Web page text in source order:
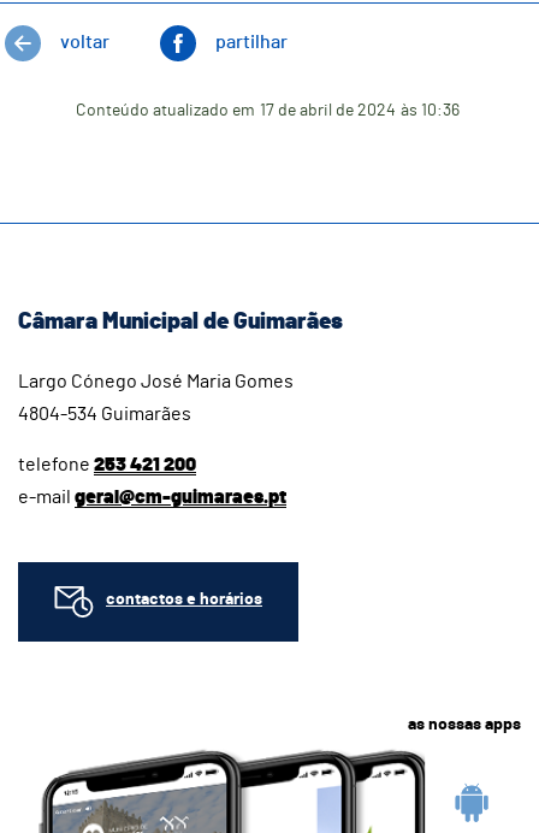
voltar partilhar
Conteúdo atualizado em 17 de abril de 2024 às 10:36
Câmara Municipal de Guimarães
Largo Cónego José Maria Gomes
4804-534 Guimarães
telefone 253 421 200
e-mail geral@cm-guimaraes.pt
contactos e horários
as nossas apps